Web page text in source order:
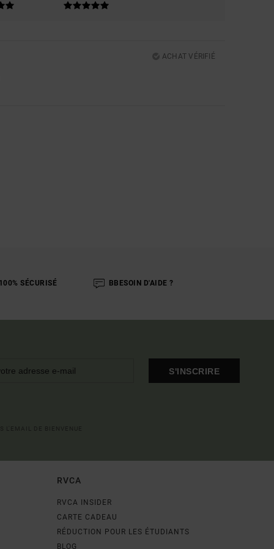
ACHAT VÉRIFIÉ
SÉCURISÉ BBESOIN D'AIDE ?
S'INSCRIRE
RVCA
RVCA INSIDER
CARTE CADEAU
RÉDUCTION POUR LES ÉTUDIANTS
BLOG